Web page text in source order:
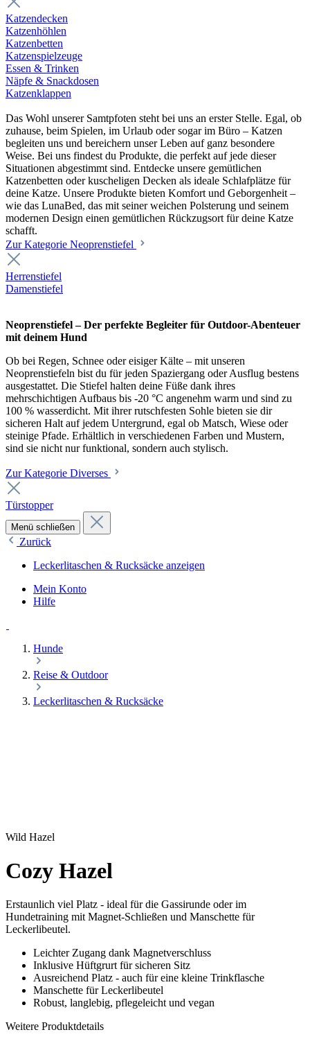
Katzendecken
Katzenhöhlen
Katzenbetten
Katzenspielzeuge
Essen & Trinken
Näpfe & Snackdosen
Katzenklappen
Das Wohl unserer Samtpfoten steht bei uns an erster Stelle. Egal, ob
zuhause, beim Spielen, im Urlaub oder sogar im Büro – Katzen
begleiten uns und bereichern unser Leben auf ganz besondere
Weise. Bei uns findest du Produkte, die perfekt auf jede dieser
Situationen abgestimmt sind. Entdecke unsere gemütlichen
Katzenbetten oder kuscheligen Decken als ideale Schlafplätze für
deine Katze. Unsere Produkte bieten Komfort und Geborgenheit –
wie das LunaBed, das mit seiner weichen Polsterung und seinem
modernen Design einen gemütlichen Rückzugsort für deine Katze
schafft.
Zur Kategorie Neoprenstiefel
Herrenstiefel
Damenstiefel
Neoprenstiefel – Der perfekte Begleiter für Outdoor-Abenteuer
mit deinem Hund
Ob bei Regen, Schnee oder eisiger Kälte – mit unseren
Neoprenstiefeln bist du für jeden Spaziergang oder Ausflug bestens
ausgestattet. Die Stiefel halten deine Füße dank ihres
mehrschichtigen Aufbaus bis -20 °C angenehm warm und sind zu
100 % wasserdicht. Mit ihrer rutschfesten Sohle bieten sie dir
sicheren Halt auf jedem Untergrund, egal ob Matsch, Wiese oder
steinige Pfade. Erhältlich in verschiedenen Farben und Mustern,
sind sie nicht nur funktional, sondern auch stylisch.
Zur Kategorie Diverses
Türstopper
Menü schließen
Zurück
Leckerlitaschen & Rucksäcke anzeigen
Mein Konto
Hilfe
Hunde
Reise & Outdoor
Leckerlitaschen & Rucksäcke
Wild Hazel
Cozy Hazel
Erstaunlich viel Platz - ideal für die Gassirunde oder im
Hundetraining mit Magnet-Schließen und Manschette für
Leckerlibeutel.
Leichter Zugang dank Magnetverschluss
Inklusive Hüftgrurt für sicheren Sitz
Ausreichend Platz - auch für eine kleine Trinkflasche
Manschette für Leckerlibeutel
Robust, langlebig, pflegeleicht und vegan
Weitere Produktdetails